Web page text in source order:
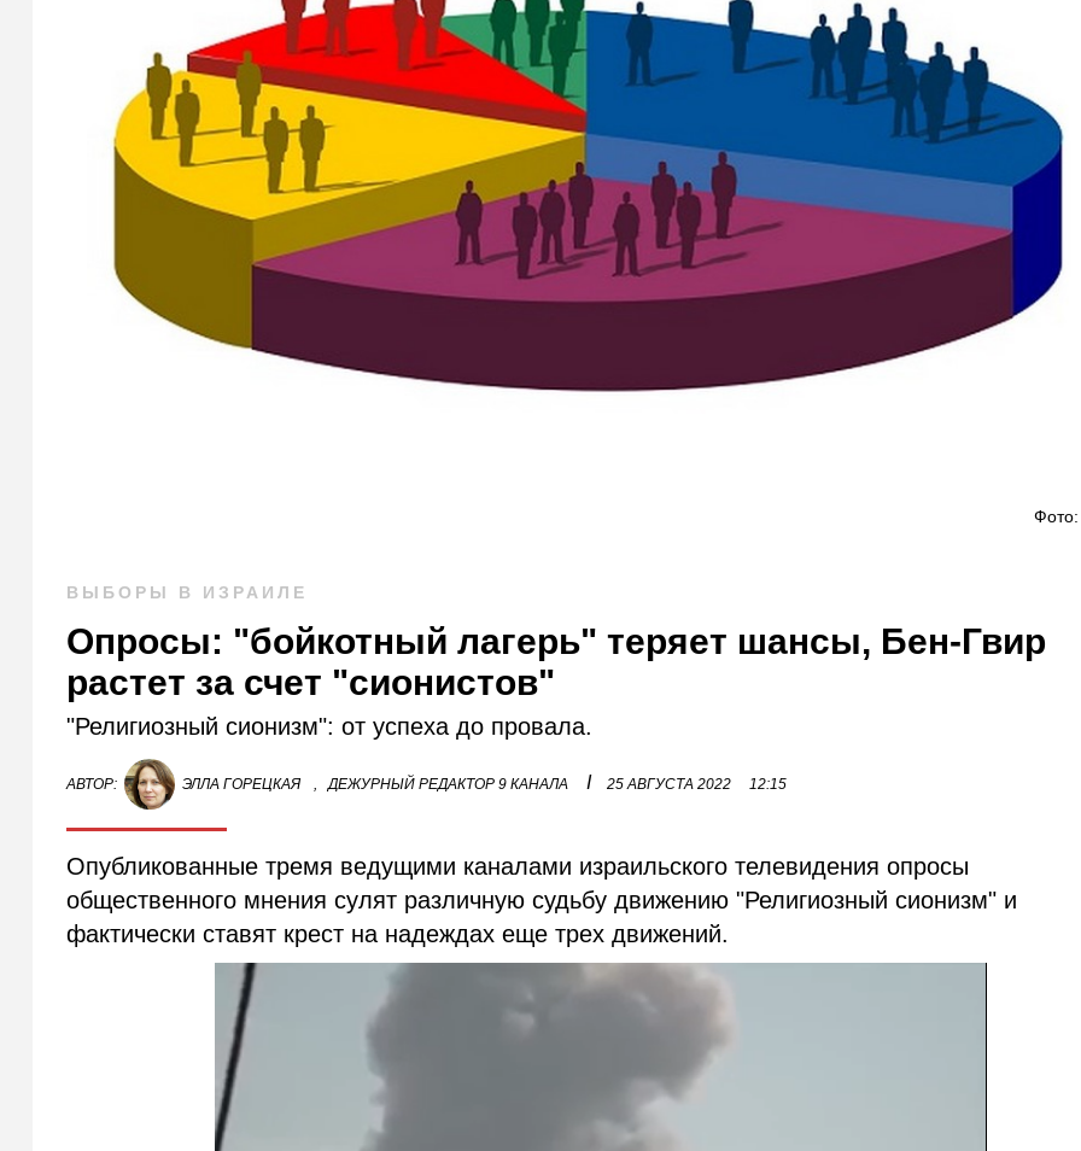
Фото:
ВЫБОРЫ В ИЗРАИЛЕ
Опросы: "бойкотный лагерь" теряет шансы, Бен-Гвир
растет за счет "сионистов"
"Религиозный сионизм": от успеха до провала.
АВТОР: ЭЛЛА ГОРЕЦКАЯ , ДЕЖУРНЫЙ РЕДАКТОР 9 КАНАЛА I 25 АВГУСТА 2022 12:15
Опубликованные тремя ведущими каналами израильского телевидения опросы
общественного мнения сулят различную судьбу движению "Религиозный сионизм" и
фактически ставят крест на надеждах еще трех движений.